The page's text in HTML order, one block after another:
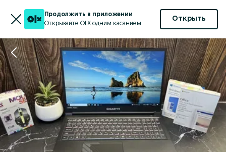
Продолжить в приложении
Открывайте OLX одним касанием
Открыть